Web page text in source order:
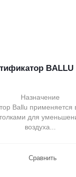
BALLU
Назначение
Ballu
для
воздуха...
Сравнить